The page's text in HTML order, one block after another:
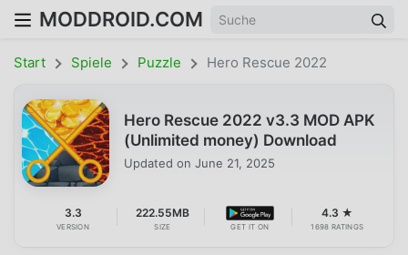
MODDROID.COM
Start Spiele Puzzle Hero Rescue 2022
Hero Rescue 2022 v3.3 MOD APK
(Unlimited money) Download
Updated on June 21, 2025
3.3
VERSION
222.55MB
SIZE GET IT ON
4.3 ★
1698 RATINGS